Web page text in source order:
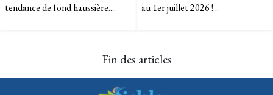
tendance de fond haussière....
au 1er juillet 2026 !...
Fin des articles